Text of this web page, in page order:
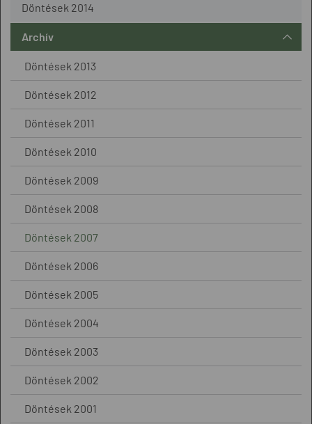
Döntések 2014
Archív
Döntések 2013
Döntések 2012
Döntések 2011
Döntések 2010
Döntések 2009
Döntések 2008
Döntések 2007
Döntések 2006
Döntések 2005
Döntések 2004
Döntések 2003
Döntések 2002
Döntések 2001